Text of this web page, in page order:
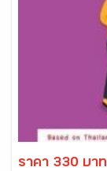
ราคา 330 บาท